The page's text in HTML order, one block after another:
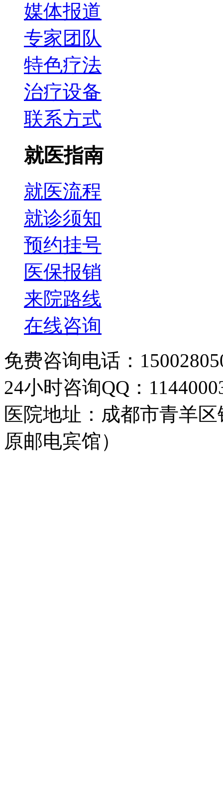
媒体报道
专家团队
特色疗法
治疗设备
联系方式
就医指南
就医流程
就诊须知
预约挂号
医保报销
来院路线
在线咨询
免费咨询电话：
24小时咨询QQ：
医院地址：成都市青羊
原邮电宾馆）